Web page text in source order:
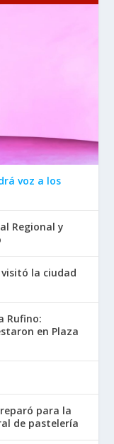
voz a los
Regional y
la ciudad
Rufino:
en Plaza
para la
de pastelería